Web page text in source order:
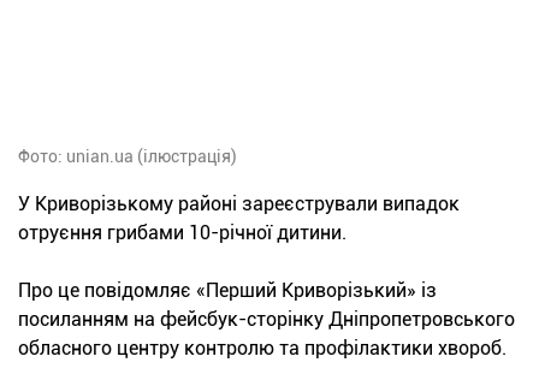
Фото: unian.ua (ілюстрація)
У Криворізькому районі зареєстрували випадок
отруєння грибами 10-річної дитини.
Про це повідомляє «Перший Криворізький» із
посиланням на фейсбук-сторінку Дніпропетровського
обласного центру контролю та профілактики хвороб.